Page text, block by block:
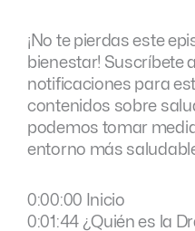
¡No te pierdas este
bienestar! Suscríbete
notificaciones para
contenidos sobre
podemos tomar
entorno más
0:00:00 Inicio
0:01:44 ¿Quién es la